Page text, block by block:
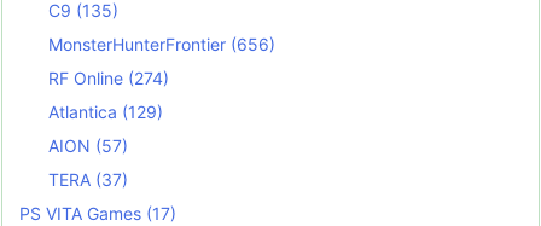
C9 (135)
MonsterHunterFrontier (656)
RF Online (274)
Atlantica (129)
AION (57)
TERA (37)
PS VITA Games (17)